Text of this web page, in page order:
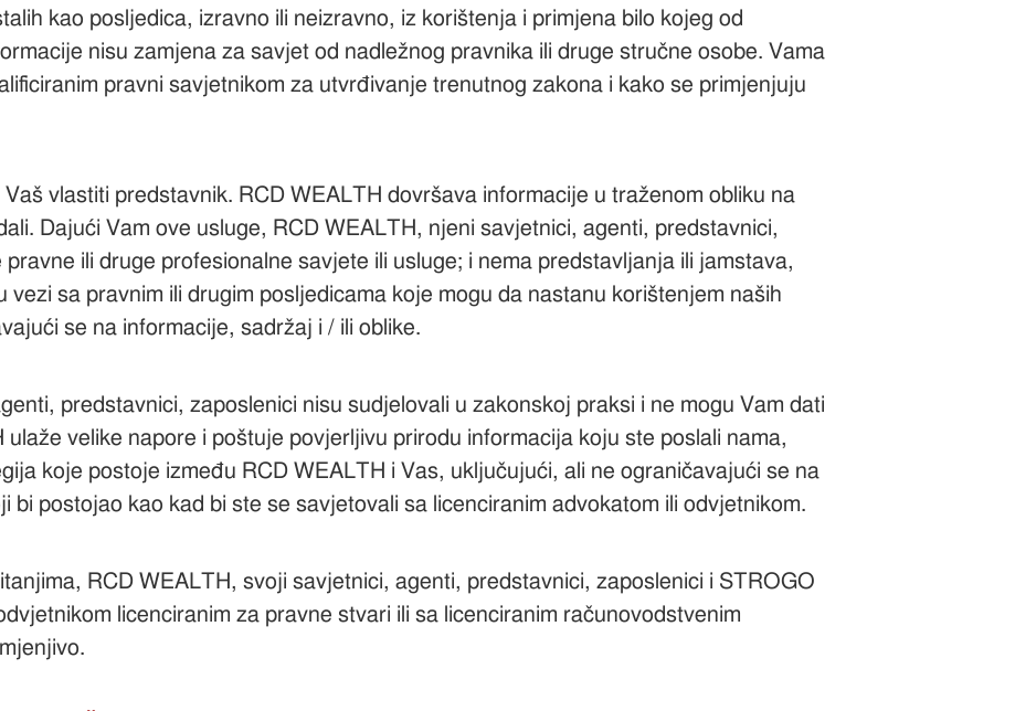
kao posljedica, izravno ili neizravno, iz korištenja i primjena bilo kojeg od
nisu zamjena za savjet od nadležnog pravnika ili druge stručne osobe. Vama
pravni savjetnikom za utvrđivanje trenutnog zakona i kako se primjenjuju
vlastiti predstavnik. RCD WEALTH dovršava informacije u traženom obliku na
Dajući Vam ove usluge, RCD WEALTH, njeni savjetnici, agenti, predstavnici,
ili druge profesionalne savjete ili usluge; i nema predstavljanja ili jamstava,
vezi sa pravnim ili drugim posljedicama koje mogu da nastanu korištenjem naših
se na informacije, sadržaj i / ili oblike.
predstavnici, zaposlenici nisu sudjelovali u zakonskoj praksi i ne mogu Vam dati
velike napore i poštuje povjerljivu prirodu informacija koju ste poslali nama,
koje postoje između RCD WEALTH i Vas, uključujući, ali ne ograničavajući se na
bi postojao kao kad bi ste se savjetovali sa licenciranim advokatom ili odvjetnikom.
RCD WEALTH, svoji savjetnici, agenti, predstavnici, zaposlenici i STROGO
licenciranim za pravne stvari ili sa licenciranim računovodstvenim